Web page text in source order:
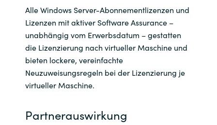
Alle Windows Server-Abonnementlizenzen und
Lizenzen mit aktiver Software Assurance –
unabhängig vom Erwerbsdatum – gestatten
die Lizenzierung nach virtueller Maschine und
bieten lockere, vereinfachte
Neuzuweisungsregeln bei der Lizenzierung je
virtueller Maschine.
Partnerauswirkung